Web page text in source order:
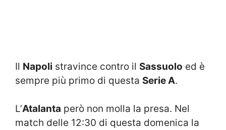
Il Napoli stravince contro il Sassuolo ed è
sempre più primo di questa Serie A.
L’Atalanta però non molla la presa. Nel
match delle 12:30 di questa domenica la